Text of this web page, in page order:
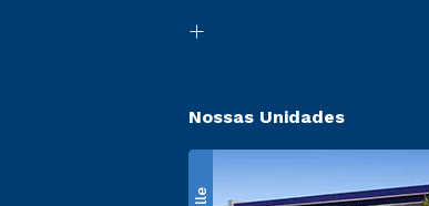
Nossas Unidades